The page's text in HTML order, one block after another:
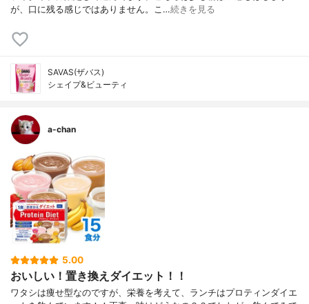
が、口に残る感じではありません。こ…続きを見る
SAVAS(ザバス)
シェイプ&ビューティ
a-chan
5.00
おいしい！置き換えダイエット！！
ワタシは痩せ型なのですが、栄養を考えて、ランチはプロティンダイエ